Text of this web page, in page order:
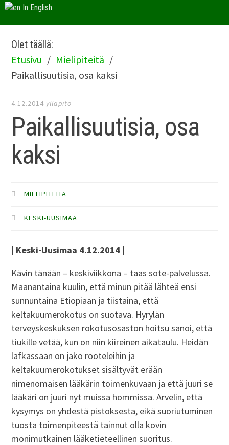
In English
Olet täällä:
Etusivu
Mielipiteitä
Paikallisuutisia, osa kaksi
4.12.2014 yllapito
Paikallisuutisia, osa
kaksi
MIELIPITEITÄ
KESKI-UUSIMAA
| Keski-Uusimaa 4.12.2014 |
Kävin tänään – keskiviikkona – taas sote-palvelussa.
Maanantaina kuulin, että minun pitää lähteä ensi
sunnuntaina Etiopiaan ja tiistaina, että
keltakuumerokotus on suotava. Hyrylän
terveyskeskuksen rokotusosaston hoitsu sanoi, että
tiukille vetää, kun on niin kiireinen aikataulu. Heidän
lafkassaan on jako rooteleihin ja
keltakuumerokotukset sisältyvät erään
nimenomaisen lääkärin toimenkuvaan ja että juuri se
lääkäri on juuri nyt muissa hommissa. Arvelin, että
kysymys on yhdestä pistoksesta, eikä suoriutuminen
tuosta toimenpiteestä tainnut olla kovin
monimutkainen lääketieteellinen suoritus.